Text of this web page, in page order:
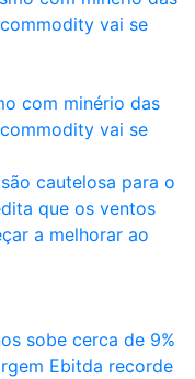
com minério das
vai se
cautelosa para o
que os ventos
a melhorar ao